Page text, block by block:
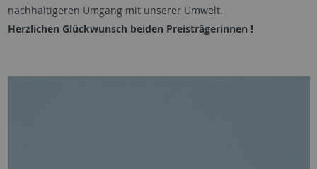
nachhaltigeren Umgang mit unserer Umwelt.
Herzlichen Glückwunsch beiden Preisträgerinnen !